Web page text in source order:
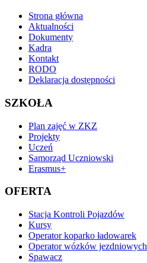
Strona główna
Aktualności
Dokumenty
Kadra
Kontakt
RODO
Deklaracja dostępności
SZKOŁA
Plan zajęć w ZKZ
Projekty
Uczeń
Samorząd Uczniowski
Erasmus+
OFERTA
Stacja Kontroli Pojazdów
Kursy
Operator koparko ładowarek
Operator wózków jezdniowych
Spawacz